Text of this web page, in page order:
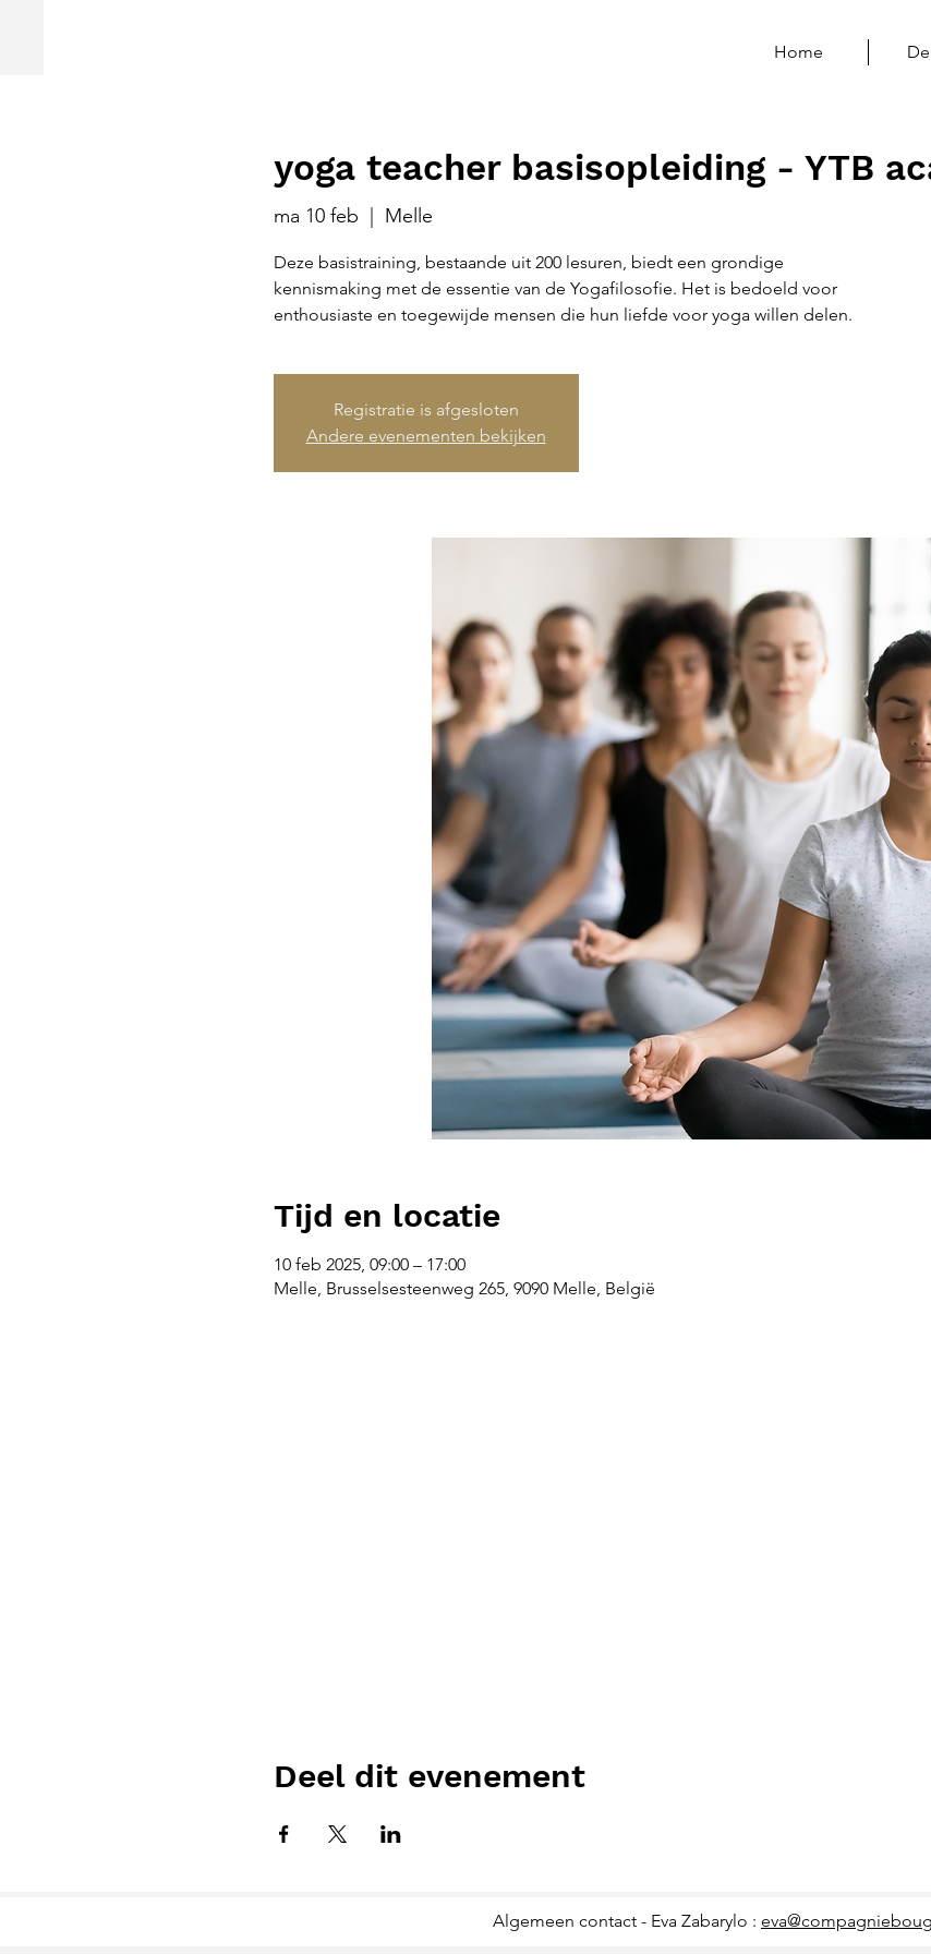
Home
yoga teacher basisopleiding - YTB
ma 10 feb Melle
Deze basistraining, bestaande uit 200 lesuren, biedt een grondige
kennismaking met de essentie van de Yogafilosofie. Het is bedoeld voor
enthousiaste en toegewijde mensen die hun liefde voor yoga willen delen.
Registratie is afgesloten
Andere evenementen bekijken
Tijd en locatie
10 feb 2025, 09:00 – 17:00
Melle, Brusselsesteenweg 265, 9090 Melle, België
Deel dit evenement
Algemeen contact - Eva Zabarylo :